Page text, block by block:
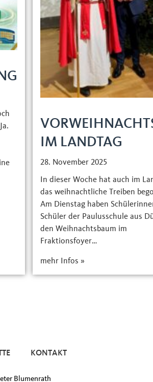
IM LANDTAG
28. November 2025
In dieser Woche hat auch im
das weihnachtliche Treiben
Am Dienstag haben
Schüler der Paulusschule aus
den Weihnachtsbaum im
Fraktionsfoyer…
mehr Infos »
KONTAKT
Blumenrath